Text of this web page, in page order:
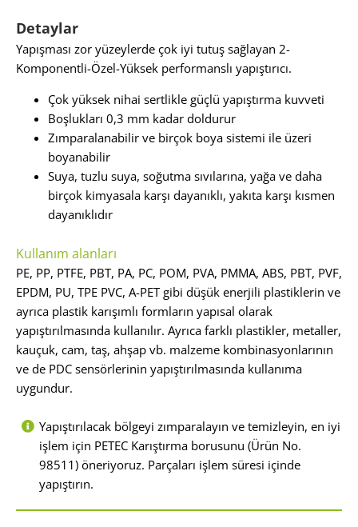
Detaylar
Yapışması zor yüzeylerde çok iyi tutuş sağlayan 2-
Komponentli-Özel-Yüksek performanslı yapıştırıcı.
Çok yüksek nihai sertlikle güçlü yapıştırma kuvveti
Boşlukları 0,3 mm kadar doldurur
Zımparalanabilir ve birçok boya sistemi ile üzeri
boyanabilir
Suya, tuzlu suya, soğutma sıvılarına, yağa ve daha
birçok kimyasala karşı dayanıklı, yakıta karşı kısmen
dayanıklıdır
Kullanım alanları
PE, PP, PTFE, PBT, PA, PC, POM, PVA, PMMA, ABS, PBT, PVF,
EPDM, PU, TPE PVC, A-PET gibi düşük enerjili plastiklerin ve
ayrıca plastik karışımlı formların yapısal olarak
yapıştırılmasında kullanılır. Ayrıca farklı plastikler, metaller,
kauçuk, cam, taş, ahşap vb. malzeme kombinasyonlarının
ve de PDC sensörlerinin yapıştırılmasında kullanıma
uygundur.
Yapıştırılacak bölgeyi zımparalayın ve temizleyin, en iyi
işlem için PETEC Karıştırma borusunu (Ürün No.
98511) öneriyoruz. Parçaları işlem süresi içinde
yapıştırın.